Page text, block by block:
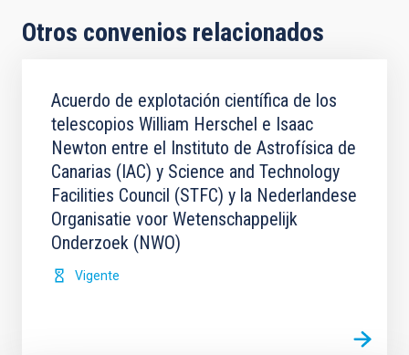
Otros convenios relacionados
Acuerdo de explotación científica de los
telescopios William Herschel e Isaac
Newton entre el Instituto de Astrofísica de
Canarias (IAC) y Science and Technology
Facilities Council (STFC) y la Nederlandese
Organisatie voor Wetenschappelijk
Onderzoek (NWO)
Vigente